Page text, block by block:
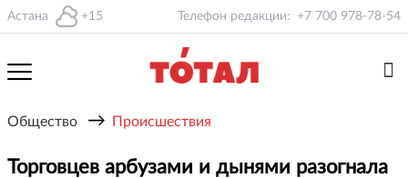
Астана +15 Телефон редакции: +7 700 978-78-54
Общество → Происшествия
Торговцев арбузами и дынями разогнала